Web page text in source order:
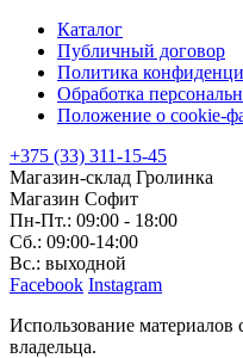
Каталог
Публичный договор
Политика
Обработка
Положение о cookie-
+375 (33) 311-15-45
Магазин-склад Гролинка
Магазин Софит
Пн-Пт.: 09:00 - 18:00
Сб.: 09:00-14:00
Вс.: выходной
Facebook Instagram
Использование материалов
владельца.